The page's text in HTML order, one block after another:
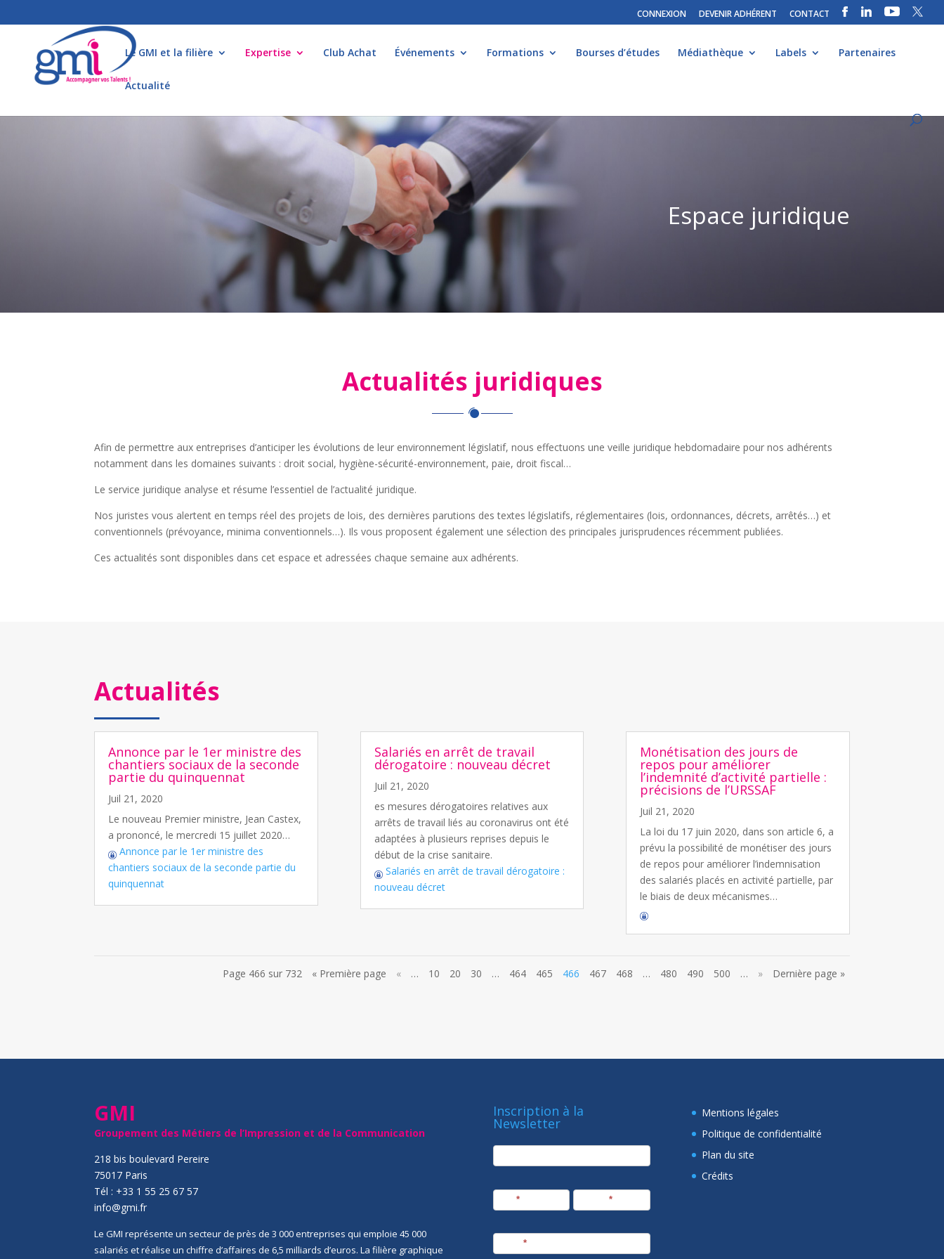
CONNEXION DEVENIR ADHÉRENT CONTACT
Le GMI et la filière Expertise Club Achat Événements Formations Bourses d’études Médiathèque Labels Partenaires
Actualité
Espace juridique
Actualités juridiques
Afin de permettre aux entreprises d’anticiper les évolutions de leur environnement législatif, nous effectuons une veille juridique hebdomadaire pour nos adhérents
notamment dans les domaines suivants : droit social, hygiène-sécurité-environnement, paie, droit fiscal…
Le service juridique analyse et résume l’essentiel de l’actualité juridique.
Nos juristes vous alertent en temps réel des projets de lois, des dernières parutions des textes législatifs, réglementaires (lois, ordonnances, décrets, arrêtés…) et
conventionnels (prévoyance, minima conventionnels…). Ils vous proposent également une sélection des principales jurisprudences récemment publiées.
Ces actualités sont disponibles dans cet espace et adressées chaque semaine aux adhérents.
Actualités
Annonce par le 1er ministre des
chantiers sociaux de la seconde
partie du quinquennat
Juil 21, 2020
Le nouveau Premier ministre, Jean Castex,
a prononcé, le mercredi 15 juillet 2020…
Annonce par le 1er ministre des
chantiers sociaux de la seconde partie du
quinquennat
Salariés en arrêt de travail
dérogatoire : nouveau décret
Juil 21, 2020
es mesures dérogatoires relatives aux
arrêts de travail liés au coronavirus ont été
adaptées à plusieurs reprises depuis le
début de la crise sanitaire.
Salariés en arrêt de travail dérogatoire :
nouveau décret
Monétisation des jours de
repos pour améliorer
l’indemnité d’activité partielle :
précisions de l’URSSAF
Juil 21, 2020
La loi du 17 juin 2020, dans son article 6, a
prévu la possibilité de monétiser des jours
de repos pour améliorer l’indemnisation
des salariés placés en activité partielle, par
le biais de deux mécanismes…
Page 466 sur 732 « Première page « … 10 20 30 … 464 465 466 467 468 … 480 490 500 … » Dernière page »
GMI
Groupement des Métiers de l’Impression et de la Communication
218 bis boulevard Pereire
75017 Paris
Tél : +33 1 55 25 67 57
info@gmi.fr
Le GMI représente un secteur de près de 3 000 entreprises qui emploie 45 000
salariés et réalise un chiffre d’affaires de 6,5 milliards d’euros. La filière graphique
Inscription à la
Newsletter
newsletter
* *
*
Mentions légales
Politique de confidentialité
Plan du site
Crédits